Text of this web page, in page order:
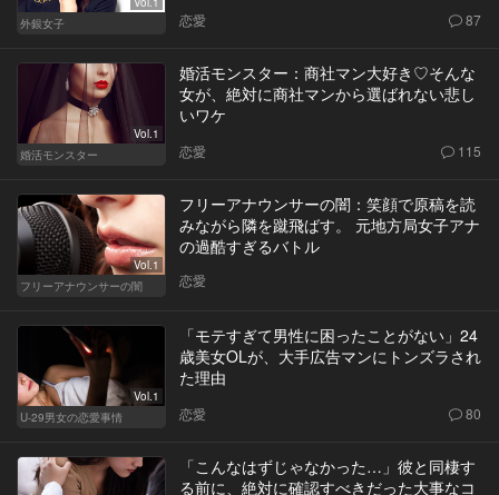
外銀女子
恋愛 87
Vol.1
婚活モンスター
婚活モンスター：商社マン大好き♡そんな
女が、絶対に商社マンから選ばれない悲し
いワケ
恋愛 115
Vol.1
フリーアナウンサーの闇
フリーアナウンサーの闇：笑顔で原稿を読
みながら隣を蹴飛ばす。 元地方局女子アナ
の過酷すぎるバトル
恋愛
Vol.1
U-29男女の恋愛事情
「モテすぎて男性に困ったことがない」24
歳美女OLが、大手広告マンにトンズラされ
た理由
恋愛 80
「こんなはずじゃなかった…」彼と同棲す
る前に、絶対に確認すべきだった大事なコ